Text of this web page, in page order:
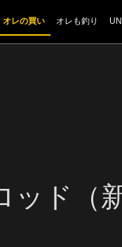
オレの買い オレも釣り
ッド（